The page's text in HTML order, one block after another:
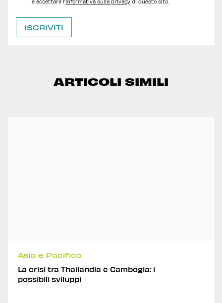
e accettare l' Informativa sulla privacy di questo sito.
ARTICOLI SIMILI
Asia e Pacifico
La crisi tra Thailandia e Cambogia: i
possibili sviluppi